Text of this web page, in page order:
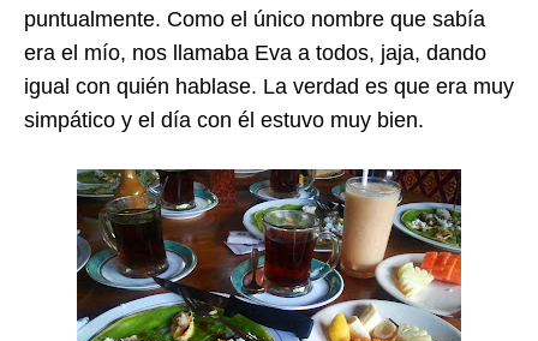
puntualmente. Como el único nombre que sabía
era el mío, nos llamaba Eva a todos, jaja, dando
igual con quién hablase. La verdad es que era muy
simpático y el día con él estuvo muy bien.